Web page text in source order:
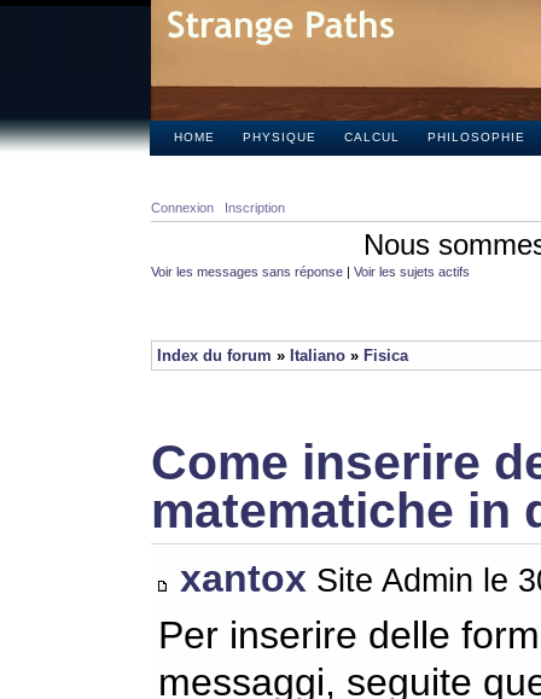
HOME PHYSIQUE CALCUL PHILOSOPHIE
Connexion Inscription
Nous
Voir les messages sans réponse | Voir les sujets actifs
Index du forum » Italiano » Fisica
Come inserire
matematiche in
xantox Site Admin le
Per inserire delle
messaggi, seguite